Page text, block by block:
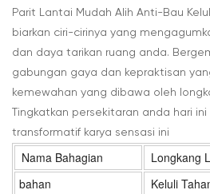
Parit Lantai Mudah Alih Anti-Bau
biarkan ciri-cirinya yang
dan daya tarikan ruang anda.
gabungan gaya dan kepraktisan
kemewahan yang dibawa oleh
Tingkatkan persekitaran anda hari
transformatif karya sensasi ini
Nama Bahagian
Longkang
bahan
Keluli